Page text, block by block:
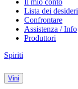
Il mio conto
Lista dei desideri
Confrontare
Assistenza / Info
Produttori
Spiriti
Vini